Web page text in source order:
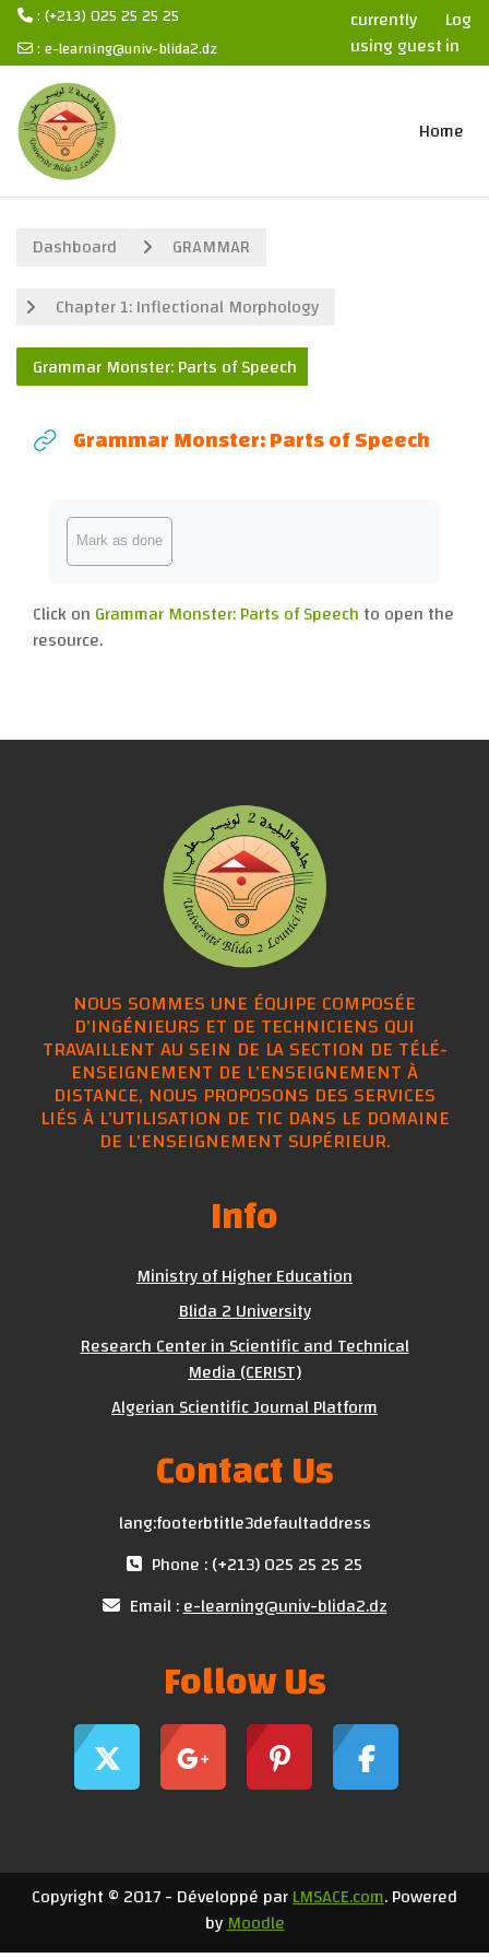
Skip to main content
: (+213) 025 25 25 25
:e-learning@univ-blida2.dz
currently
using guest
access
Log
in
Home
Dashboard
GRAMMAR
Chapter 1: Inflectional Morphology
Grammar Monster: Parts of Speech
Grammar Monster: Parts of Speech
Completion requirements
Mark as done
Click on Grammar Monster: Parts of Speech to open the
resource.
NOUS SOMMES UNE ÉQUIPE COMPOSÉE
D'INGÉNIEURS ET DE TECHNICIENS QUI
TRAVAILLENT AU SEIN DE LA SECTION DE TÉLÉ-
ENSEIGNEMENT DE L'ENSEIGNEMENT À
DISTANCE, NOUS PROPOSONS DES SERVICES
LIÉS À L'UTILISATION DE TIC DANS LE DOMAINE
DE L'ENSEIGNEMENT SUPÉRIEUR.
Info
Ministry of Higher Education
Blida 2 University
Research Center in Scientific and Technical
Media (CERIST)
Algerian Scientific Journal Platform
Contact Us
lang:footerbtitle3defaultaddress
Phone : (+213) 025 25 25 25
Email :e-learning@univ-blida2.dz
Follow Us
Copyright © 2017 - Développé parLMSACE.com. Powered
byMoodle